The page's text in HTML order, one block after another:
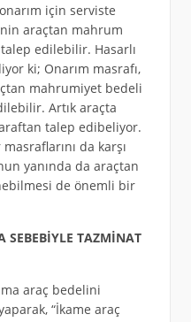
için serviste
araçtan mahrum
edilebilir. Hasarlı
ki; Onarım masrafı,
mahrumiyet bedeli
Artık araçta
talep edibeliyor.
da karşı
yanında da araçtan
de önemli bir
SEBEBİYLE TAZMİNAT
araç bedelini
“İkame araç